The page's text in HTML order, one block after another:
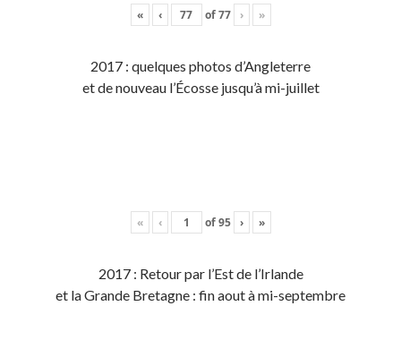
« ‹ of77 › »
2017 : quelques photos d’Angleterre
et de nouveau l’Écosse jusqu’à mi-juillet
« ‹ of95 › »
2017 : Retour par l’Est de l’Irlande
et la Grande Bretagne : fin aout à mi-septembre